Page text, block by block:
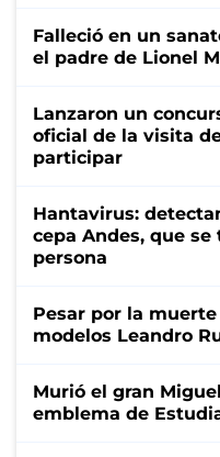
Falleció en un
el padre de Lionel
Lanzaron un
oficial de la visita
participar
Hantavirus:
cepa Andes, que
persona
Pesar por la
modelos Leandro
Murió el gran
emblema de